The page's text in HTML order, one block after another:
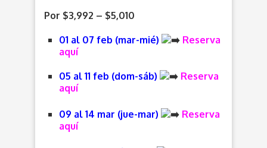
Por $3,992 – $5,010
01 al 07 feb (mar-mié)
Reserva
aquí
05 al 11 feb (dom-sáb)
Reserva
aquí
09 al 14 mar (jue-mar)
Reserva
aquí